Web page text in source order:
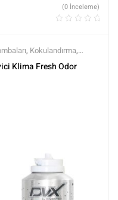
(0 İnceleme)
, Kokulandırma,
Klima Fresh Odor